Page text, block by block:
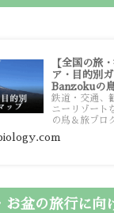
【全国の旅
ア・目的別
Banzokuの
鉄道・交通、
ニーリゾート
の鳥＆旅ブロ
全国の旅行・
目的別に整理
お盆の旅行に向